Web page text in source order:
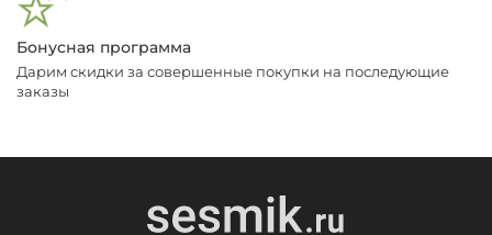
Бонусная программа
Дарим скидки за совершенные покупки на последующие
заказы